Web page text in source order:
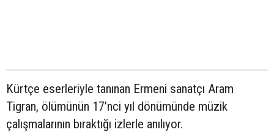
Kürtçe eserleriyle tanınan Ermeni sanatçı Aram
Tigran, ölümünün 17’nci yıl dönümünde müzik
çalışmalarının bıraktığı izlerle anılıyor.